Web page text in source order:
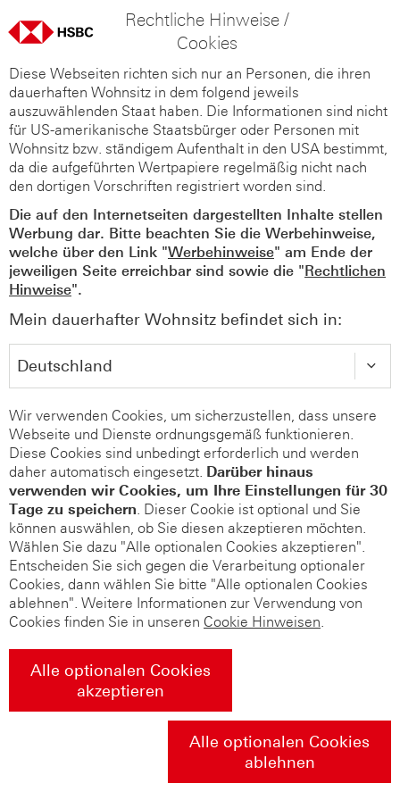
Rechtliche Hinweise /
Cookies
Diese Webseiten richten sich nur an Personen, die ihren
dauerhaften Wohnsitz in dem folgend jeweils
auszuwählenden Staat haben. Die Informationen sind nicht
für US-amerikanische Staatsbürger oder Personen mit
Wohnsitz bzw. ständigem Aufenthalt in den USA bestimmt,
da die aufgeführten Wertpapiere regelmäßig nicht nach
den dortigen Vorschriften registriert worden sind.
Die auf den Internetseiten dargestellten Inhalte stellen
Werbung dar. Bitte beachten Sie die Werbehinweise,
welche über den Link "Werbehinweise" am Ende der
jeweiligen Seite erreichbar sind sowie die "Rechtlichen
Hinweise".
Mein dauerhafter Wohnsitz befindet sich in:
Wir verwenden Cookies, um sicherzustellen, dass unsere
Webseite und Dienste ordnungsgemäß funktionieren.
Diese Cookies sind unbedingt erforderlich und werden
daher automatisch eingesetzt. Darüber hinaus
verwenden wir Cookies, um Ihre Einstellungen für 30
Tage zu speichern. Dieser Cookie ist optional und Sie
können auswählen, ob Sie diesen akzeptieren möchten.
Wählen Sie dazu "Alle optionalen Cookies akzeptieren".
Entscheiden Sie sich gegen die Verarbeitung optionaler
Cookies, dann wählen Sie bitte "Alle optionalen Cookies
ablehnen". Weitere Informationen zur Verwendung von
Cookies finden Sie in unseren Cookie Hinweisen.
Alle optionalen Cookies
akzeptieren
Alle optionalen Cookies
ablehnen